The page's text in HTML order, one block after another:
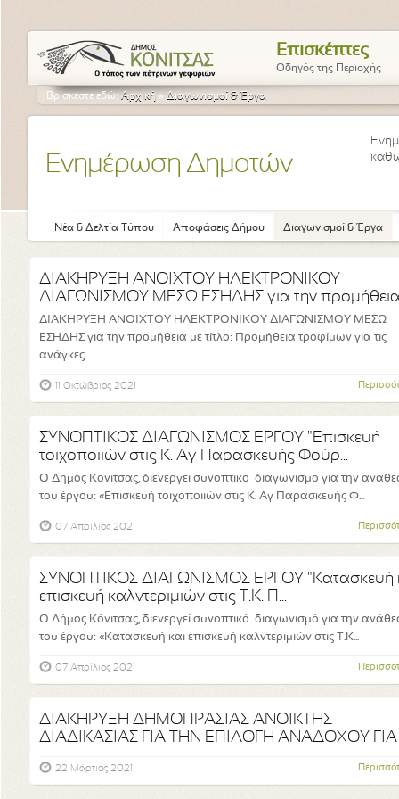
Επισκέπτες
Οδηγός της Περιοχής
Βρίσκεστε εδώ:Αρχική » Διαγωνισμοί & Έργα
Ενημέρωση Δημοτών
Νέα & Δελτία Τύπου Αποφάσεις Δήμου Διαγωνισμοί & Έργα
ΔΙΑΚΗΡΥΞΗ ΑΝΟΙΧΤΟΥ ΗΛΕΚΤΡΟΝΙΚΟΥ
ΔΙΑΓΩΝΙΣΜΟΥ ΜΕΣΩ ΕΣΗΔΗΣ για την προμήθεια
ΔΙΑΚΗΡΥΞΗ ΑΝΟΙΧΤΟΥ ΗΛΕΚΤΡΟΝΙΚΟΥ ΔΙΑΓΩΝΙΣΜΟΥ ΜΕΣΩ
ΕΣΗΔΗΣ για την προμήθεια με τίτλο: Προμήθεια τροφίμων για τις
ανάγκες ...
11 Οκτώβριος 2021
ΣΥΝΟΠΤΙΚΟΣ ΔΙΑΓΩΝΙΣΜΟΣ ΕΡΓΟΥ "Επισκευή
τοιχοποιιών στις Κ. Αγ Παρασκευής Φούρ...
Ο Δήμος Κόνιτσας, διενεργεί συνοπτικό διαγωνισμό για την
του έργου: «Επισκευή τοιχοποιιών στις Κ. Αγ Παρασκευής Φ...
07 Απρίλιος 2021
ΣΥΝΟΠΤΙΚΟΣ ΔΙΑΓΩΝΙΣΜΟΣ ΕΡΓΟΥ "Κατασκευή
επισκευή καλντεριμιών στις Τ.Κ. Π...
Ο Δήμος Κόνιτσας, διενεργεί συνοπτικό διαγωνισμό για την
του έργου: «Κατασκευή και επισκευή καλντεριμιών στις Τ.Κ...
07 Απρίλιος 2021
ΔΙΑΚΗΡΥΞΗ ΔΗΜΟΠΡΑΣΙΑΣ ΑΝΟΙΚΤΗΣ
ΔΙΑΔΙΚΑΣΙΑΣ ΓΙΑ ΤΗΝ ΕΠΙΛΟΓΗ ΑΝΑΔΟΧΟΥ ΓΙΑ
22 Μάρτιος 2021